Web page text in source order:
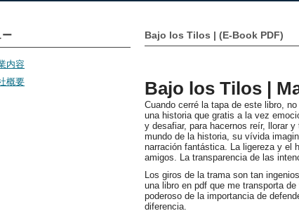
Bajo los Tilos | (E-Book PDF)
Bajo los Tilos |
Cuando cerré la tapa de este libro,
una historia que gratis a la vez
y desafiar, para hacernos reír, llorar
mundo de la historia, su vívida
narración fantástica. La ligereza y el
amigos. La transparencia de las
Los giros de la trama son tan
una libro en pdf que me transporta
poderoso de la importancia de
diferencia.
ー
内容
概要